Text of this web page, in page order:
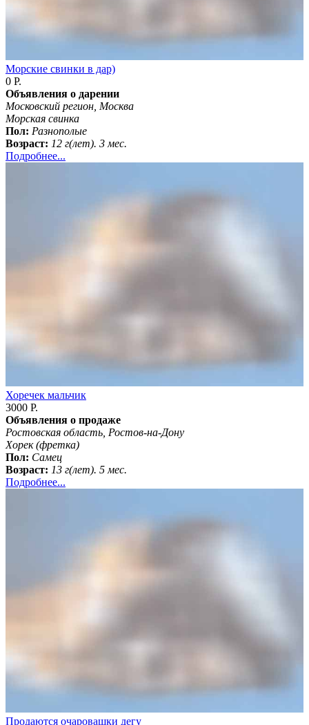
Морские свинки в дар)
0 Р.
Объявления о дарении
Московский регион, Москва
Морская свинка
Пол: Разнополые
Возраст: 12 г(лет). 3 мес.
Подробнее...
Хоречек мальчик
3000 Р.
Объявления о продаже
Ростовская область, Ростов-на-Дону
Хорек (фретка)
Пол: Самец
Возраст: 13 г(лет). 5 мес.
Подробнее...
Продаются очаровашки дегу